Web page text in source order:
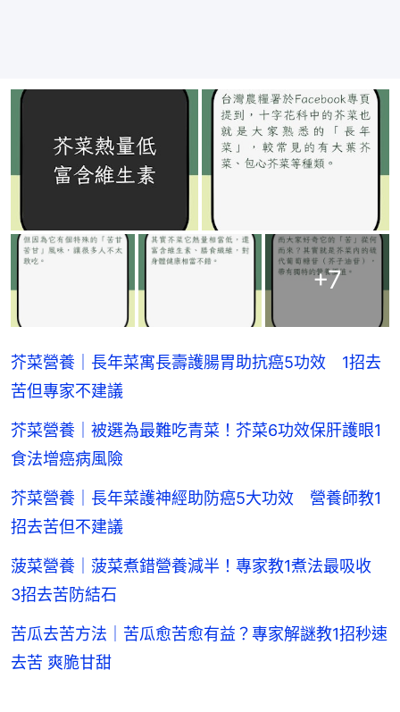
+7
芥菜營養｜長年菜寓長壽護腸胃助抗癌5功效 1招去
苦但專家不建議
芥菜營養｜被選為最難吃青菜！芥菜6功效保肝護眼1
食法增癌病風險
芥菜營養｜長年菜護神經助防癌5大功效 營養師教1
招去苦但不建議
菠菜營養｜菠菜煮錯營養減半！專家教1煮法最吸收
3招去苦防結石
苦瓜去苦方法｜苦瓜愈苦愈有益？專家解謎教1招秒速
去苦 爽脆甘甜